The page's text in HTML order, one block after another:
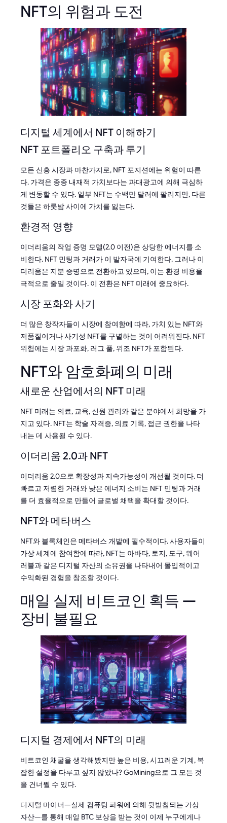
NFT의 위험과 도전
디지털 세계에서 NFT 이해하기
NFT 포트폴리오 구축과 투기
모든 신흥 시장과 마찬가지로, NFT 포지션에는 위험이 따른
다. 가격은 종종 내재적 가치보다는 과대광고에 의해 극심하
게 변동할 수 있다. 일부 NFT는 수백만 달러에 팔리지만, 다른
것들은 하룻밤 사이에 가치를 잃는다.
환경적 영향
이더리움의 작업 증명 모델(2.0 이전)은 상당한 에너지를 소
비한다. NFT 민팅과 거래가 이 발자국에 기여한다. 그러나 이
더리움은 지분 증명으로 전환하고 있으며, 이는 환경 비용을
극적으로 줄일 것이다. 이 전환은 NFT 미래에 중요하다.
시장 포화와 사기
더 많은 창작자들이 시장에 참여함에 따라, 가치 있는 NFT와
저품질이거나 사기성 NFT를 구별하는 것이 어려워진다. NFT
위험에는 시장 과포화, 러그 풀, 위조 NFT가 포함된다.
NFT와 암호화폐의 미래
새로운 산업에서의 NFT 미래
NFT 미래는 의료, 교육, 신원 관리와 같은 분야에서 희망을 가
지고 있다. NFT는 학술 자격증, 의료 기록, 접근 권한을 나타
내는 데 사용될 수 있다.
이더리움 2.0과 NFT
이더리움 2.0으로 확장성과 지속가능성이 개선될 것이다. 더
빠르고 저렴한 거래와 낮은 에너지 소비는 NFT 민팅과 거래
를 더 효율적으로 만들어 글로벌 채택을 확대할 것이다.
NFT와 메타버스
NFT와 블록체인은 메타버스 개발에 필수적이다. 사용자들이
가상 세계에 참여함에 따라, NFT는 아바타, 토지, 도구, 웨어
러블과 같은 디지털 자산의 소유권을 나타내어 몰입적이고
수익화된 경험을 창조할 것이다.
매일 실제 비트코인 획득 —
장비 불필요
디지털 경제에서 NFT의 미래
비트코인 채굴을 생각해봤지만 높은 비용, 시끄러운 기계, 복
잡한 설정을 다루고 싶지 않았나? GoMining으로 그 모든 것
을 건너뛸 수 있다.
디지털 마이너—실제 컴퓨팅 파워에 의해 뒷받침되는 가상
자산—를 통해 매일 BTC 보상을 받는 것이 이제 누구에게나